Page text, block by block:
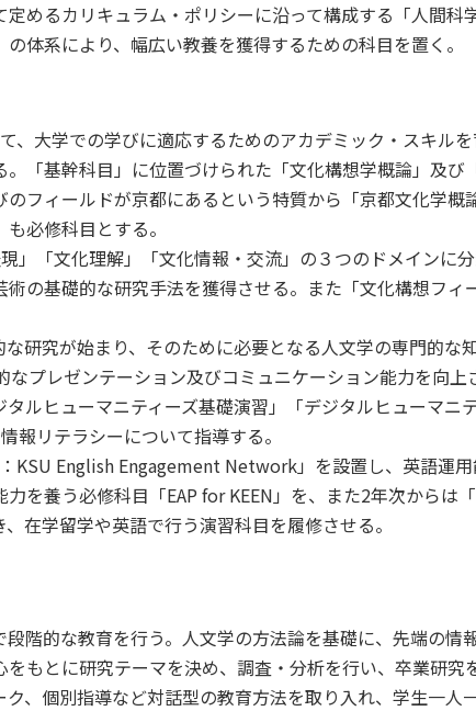
めるカリキュラム・ポリシーに沿って構成する「人間
体系により、幅広い教養を獲得するための科目を置く。
、大学での学びに適応するためのアカデミック・スキル
「基幹科目」に位置づけられた「文化構想学概論」及
フィールドが京都にあるという特質から「京都文化学
必修科目とする。
」「文化理解」「文化情報・交流」の３つのドメインに
の基礎的な研究手法を獲得させる。また「文化構想フ
研究が始まり、そのために必要となる人文学の専門的な
プレゼンテーション及びコミュニケーション能力を向上
ルヒューマニティーズ基礎演習」「デジタルヒューマニ
報リテラシーについて指導する。
KSU English Engagement Network」を設置し、英語運
を養う必修科目「EAP for KEEN」を、また2年次から
在学留学や英語で行う演習科目を履修させる。
階的な教育を行う。人文学の方法論を基礎に、先端の情
もとに研究テーマを決め、調査・分析を行い、卒業研
、個別指導など対話型の教育方法を取り入れ、学生一人